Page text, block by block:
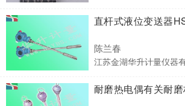
直杆式液位变送器
陈兰春
江苏金湖华升计量仪器
耐磨热电偶有关耐